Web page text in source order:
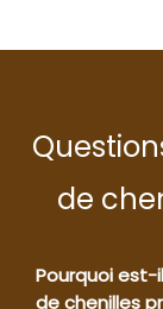
de
Pourquoi est-
de chenilles